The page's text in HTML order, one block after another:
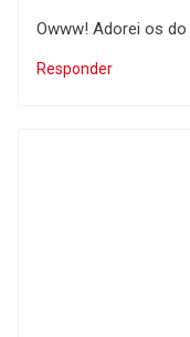
Owww! Adorei os
Responder